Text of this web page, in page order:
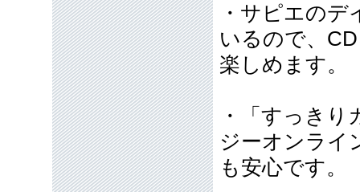
・サピエの
いるので、
楽しめます。
・「すっき
ジーオンライ
も安心です。